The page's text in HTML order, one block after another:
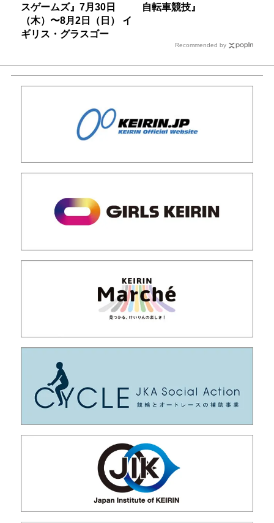
スゲームズ』7月30日
（木）〜8月2日（日） イ
ギリス・グラスゴー
自転車競技』
Recommended by